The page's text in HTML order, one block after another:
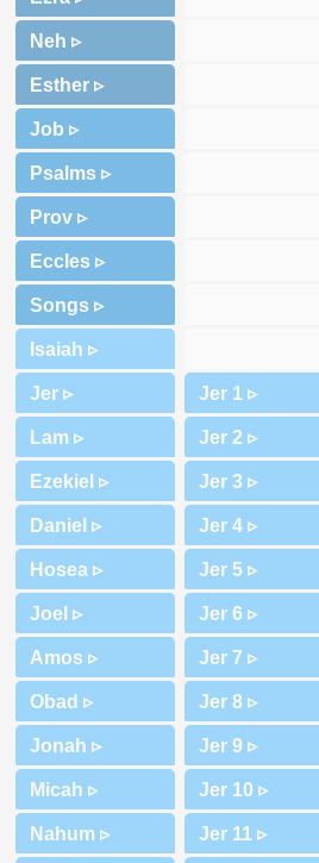
Neh ▹
Esther ▹
Job ▹
Psalms ▹
Prov ▹
Eccles ▹
Songs ▹
Isaiah ▹
Jer ▹
Lam ▹
Ezekiel ▹
Daniel ▹
Hosea ▹
Joel ▹
Amos ▹
Obad ▹
Jonah ▹
Micah ▹
Nahum ▹